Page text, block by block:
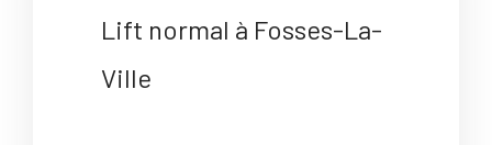
Lift normal à Fosses-La-
Ville